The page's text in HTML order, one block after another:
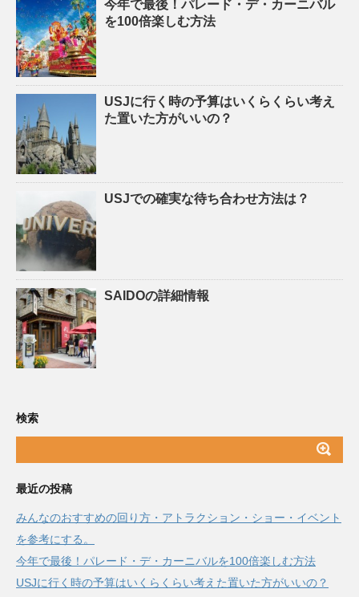
今年で最後！パレード・デ・カーニバル
を100倍楽しむ方法
USJに行く時の予算はいくらくらい考え
た置いた方がいいの？
USJでの確実な待ち合わせ方法は？
SAIDOの詳細情報
検索
最近の投稿
みんなのおすすめの回り方・アトラクション・ショー・イベント
を参考にする。
今年で最後！パレード・デ・カーニバルを100倍楽しむ方法
USJに行く時の予算はいくらくらい考えた置いた方がいいの？